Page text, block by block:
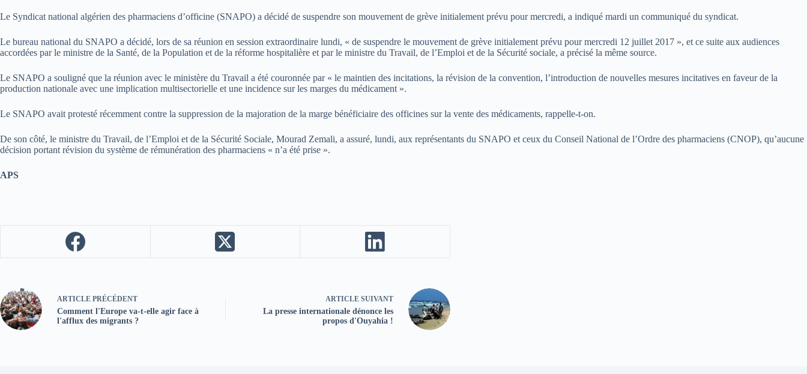
Le Syndicat national algérien des pharmaciens d’officine (SNAPO) a décidé de suspendre son mouvement de grève initialement prévu pour mercredi, a indiqué mardi un communiqué du syndicat.
Le bureau national du SNAPO a décidé, lors de sa réunion en session extraordinaire lundi, « de suspendre le mouvement de grève initialement prévu pour mercredi 12 juillet 2017 », et ce suite aux audiences
accordées par le ministre de la Santé, de la Population et de la réforme hospitalière et par le ministre du Travail, de l’Emploi et de la Sécurité sociale, a précisé la même source.
Le SNAPO a souligné que la réunion avec le ministère du Travail a été couronnée par « le maintien des incitations, la révision de la convention, l’introduction de nouvelles mesures incitatives en faveur de la
production nationale avec une implication multisectorielle et une incidence sur les marges du médicament ».
Le SNAPO avait protesté récemment contre la suppression de la majoration de la marge bénéficiaire des officines sur la vente des médicaments, rappelle-t-on.
De son côté, le ministre du Travail, de l’Emploi et de la Sécurité Sociale, Mourad Zemali, a assuré, lundi, aux représentants du SNAPO et ceux du Conseil National de l’Ordre des pharmaciens (CNOP), qu’aucune
décision portant révision du système de rémunération des pharmaciens « n’a été prise ».
APS
ARTICLE PRÉCÉDENT
Comment l'Europe va-t-elle agir face à
l'afflux des migrants ?
ARTICLE SUIVANT
La presse internationale dénonce les
propos d'Ouyahia !